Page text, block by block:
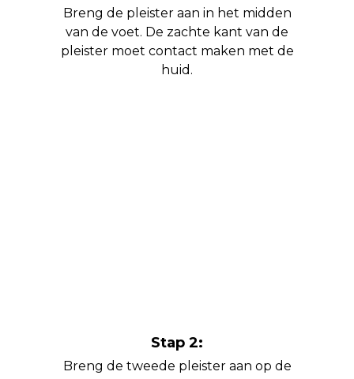
Breng de pleister aan in het midden
van de voet. De zachte kant van de
pleister moet contact maken met de
huid.
Stap 2:
Breng de tweede pleister aan op de